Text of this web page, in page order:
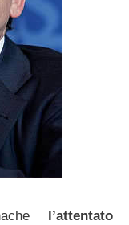
l’attentato